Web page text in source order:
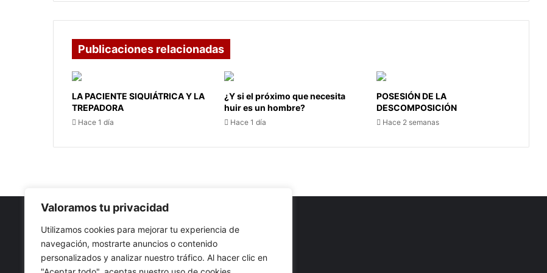
Valoramos tu privacidad
Utilizamos cookies para mejorar tu experiencia de
navegación, mostrarte anuncios o contenido
personalizados y analizar nuestro tráfico. Al hacer clic en
Publicaciones relacionadas
LA PACIENTE SIQUIÁTRICA Y LA
TREPADORA
Hace 1 día
¿Y si el próximo que necesita
huir es un hombre?
Hace 1 día
POSESIÓN DE LA
DESCOMPOSICIÓN
Hace 2 semanas
Nuestro propósito: Compartir opinión, actualidad y noticias
con la mejor calidad y sin censura.